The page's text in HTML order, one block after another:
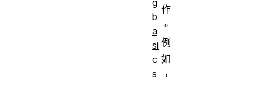
作
。
例
如
，
b
a
si
c
s